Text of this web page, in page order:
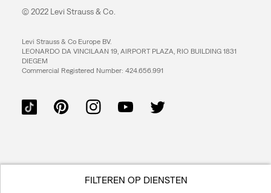
FILTEREN OP DIENSTEN
© 2022 Levi Strauss & Co.
Levi Strauss & Co Europe BV.
LEONARDO DA VINCILAAN 19, AIRPORT PLAZA, RIO BUILDING 1831
DIEGEM
Commercial Registered Number: 424.656.991